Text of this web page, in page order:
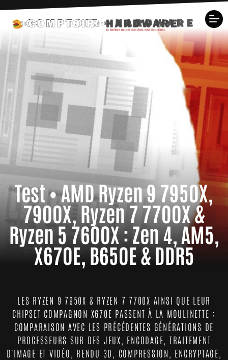
Test • AMD Ryzen 9 7950X,
7900X, Ryzen 7 7700X &
Ryzen 5 7600X : Zen 4, AM5,
X670E, B650E & DDR5
LES RYZEN 9 7950X & RYZEN 7 7700X AINSI QUE LEUR
CHIPSET COMPAGNON X670E PASSENT À LA MOULINETTE :
COMPARAISON AVEC LES PRÉCÉDENTES GÉNÉRATIONS DE
PROCESSEURS SUR DES JEUX, ENCODAGE, TRAITEMENT
D'IMAGE ET VIDÉO, RENDU 3D, COMPRESSION, ENCRYPTAGE,